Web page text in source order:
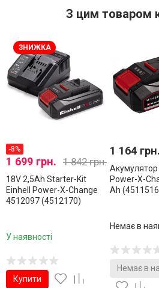
З цим товаром
ЗНИЖКА
-8%
1 699 грн. 1 842 грн.
18V 2,5Аh Starter-Kit
Einhell Power-X-Change
4512097 (4512170)
У наявності
Купити
1 164 грн.
Акумулятор
Power-X-
Ah
Немає в
Немає в